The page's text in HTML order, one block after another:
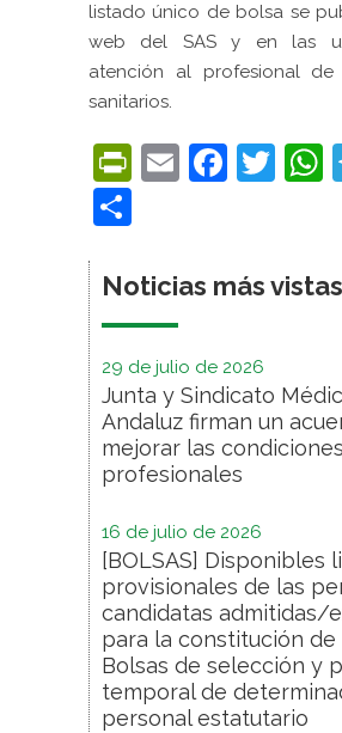
listado único de bolsa se
web del SAS y en las
atención al profesional
sanitarios.
Email
Noticias más vistas
29 de julio de 2026
Junta y Sindicato
Andaluz firman un
mejorar las
profesionales
16 de julio de 2026
[BOLSAS] Disponibles
provisionales de las
candidatas admitidas/
para la constitución de
Bolsas de selección y
temporal de
personal estatutario